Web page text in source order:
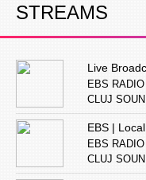
STREAMS
Live
EBS RADIO
CLUJ
EBS | Local
EBS RADIO
CLUJ